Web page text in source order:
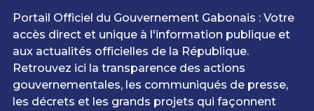
Portail Officiel du Gouvernement Gabonais : Votre
accès direct et unique à l'information publique et
aux actualités officielles de la République.
Retrouvez ici la transparence des actions
gouvernementales, les communiqués de presse,
les décrets et les grands projets qui façonnent